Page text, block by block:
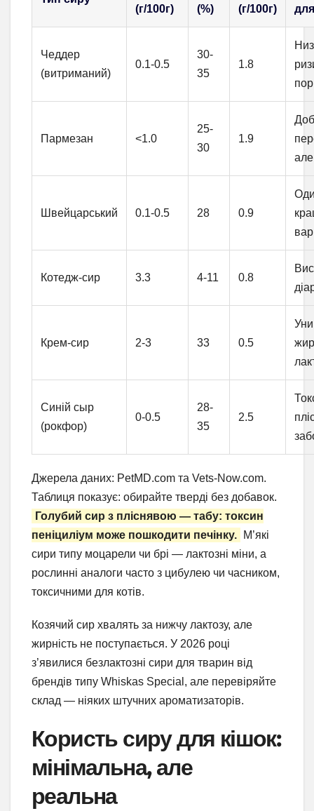
(г/100г)
(%) (г/100г)
Чеддер
(витриманий)
0.1-0.5
30-
35
1.8
Пармезан <1.0
25-
30
1.9
Швейцарський 0.1-0.5 28 0.9
Котедж-сир 3.3 4-11 0.8
Крем-сир 2-3 33 0.5
Синій сыр
(рокфор)
0-0.5
28-
35
2.5
Джерела даних: PetMD.com та Vets-Now.com.
Таблиця показує: обирайте тверді без добавок.
Голубий сир з пліснявою — табу: токсин
пеніциліум може пошкодити печінку.
М’які
сири типу моцарели чи брі — лактозні міни, а
рослинні аналоги часто з цибулею чи часником,
токсичними для котів.
Козячий сир хвалять за нижчу лактозу, але
жирність не поступається. У 2026 році
з’явилися безлактозні сири для тварин від
брендів типу Whiskas Special, але перевіряйте
склад — ніяких штучних ароматизаторів.
Користь сиру для кішок:
мінімальна, але
реальна